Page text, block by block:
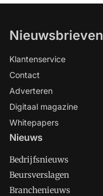
Nieuwsbrieven
Klantenservice
Contact
Adverteren
Digitaal magazine
Whitepapers
Nieuws
Bedrijfsnieuws
Beursverslagen
Branchenieuws